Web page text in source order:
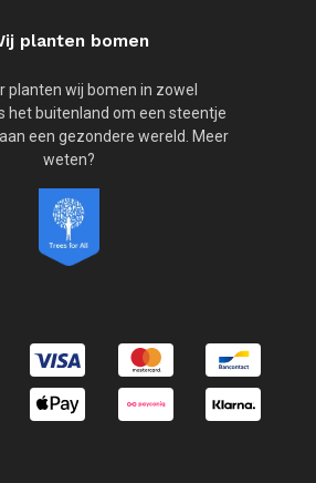
planten bomen
planten wij bomen in zowel
het buitenland om een steentje
een gezondere wereld. Meer
weten?